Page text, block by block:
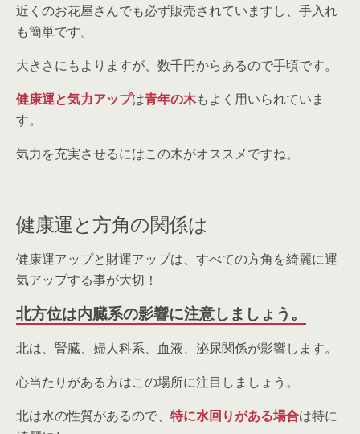
近くのお花屋さんでも必ず販売されていますし、手入れ
も簡単です。
大きさにもよりますが、数千円からあるので手頃です。
健康運と気力アップは青年の木もよく用いられていま
す。
気力を充実させるにはこの木がオススメですね。
健康運と方角の関係は
健康運アップと財運アップは、すべての方角を綺麗に運
気アップする事が大切！
北方位は内臓系の影響に注意しましょう。
北は、腎臓、婦人科系、血液、泌尿関係が影響します。
心当たりがある方はこの場所に注目しましょう。
北は水の性質があるので、 特に水回りがある場合は特に